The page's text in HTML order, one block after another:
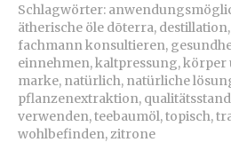
Schlagwörter:
ätherische öle dōterra, destillation,
fachmann konsultieren,
einnehmen,kaltpressung,körper
marke, natürlich, natürliche
pflanzenextraktion,
verwenden,teebaumöl,topisch,
wohlbefinden, zitrone